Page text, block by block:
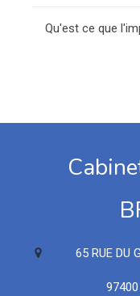
Qu'est ce que
65 RUE DU
97400